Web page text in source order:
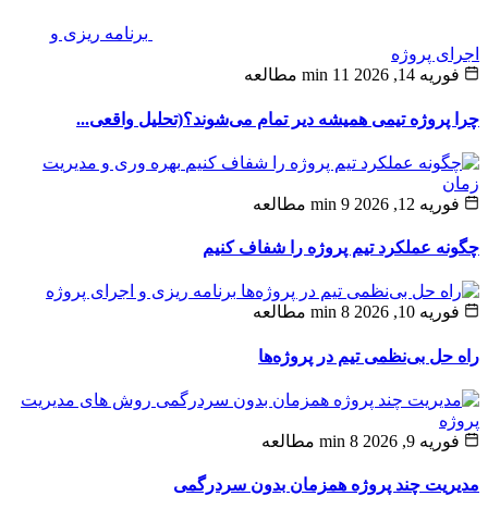
برنامه ریزی و
پروژه
14, 2026
11 min مطالعه
پروژه‌ تیمی همیشه دیر تمام می‌شوند؟(تحلیل واقعی...
بهره وری و مدیریت
12, 2026
9 min مطالعه
عملکرد تیم پروژه را شفاف کنیم
برنامه ریزی و اجرای پروژه
10, 2026
8 min مطالعه
حل بی‌نظمی تیم در پروژه‌ها
روش های مدیریت
9, 2026
8 min مطالعه
چند پروژه همزمان بدون سردرگمی